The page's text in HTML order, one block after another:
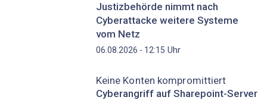
Justizbehörde nimmt nach
Cyberattacke weitere Systeme
vom Netz
06.08.2026 - 12:15 Uhr
Keine Konten kompromittiert
Cyberangriff auf Sharepoint-Server